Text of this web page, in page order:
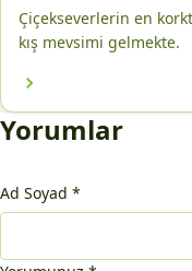
Çiçekseverlerin en
kış mevsimi gelmekte.
Yorumlar
Ad Soyad *